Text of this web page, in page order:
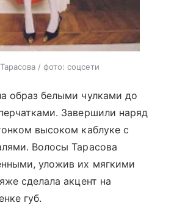
/ фото: соцсети
образ белыми чулками до
Завершили наряд
высоком каблуке с
Волосы Тарасова
уложив их мягкими
сделала акцент на
губ.